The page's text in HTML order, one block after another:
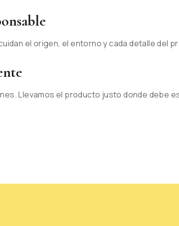
el origen, el entorno y cada detalle del
Llevamos el producto justo donde debe